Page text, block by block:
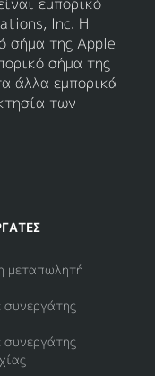
Inc. Η
σήμα της Apple
σήμα της
άλλα εμπορικά
των
μεταπωλητή
συνεργάτης
συνεργάτης